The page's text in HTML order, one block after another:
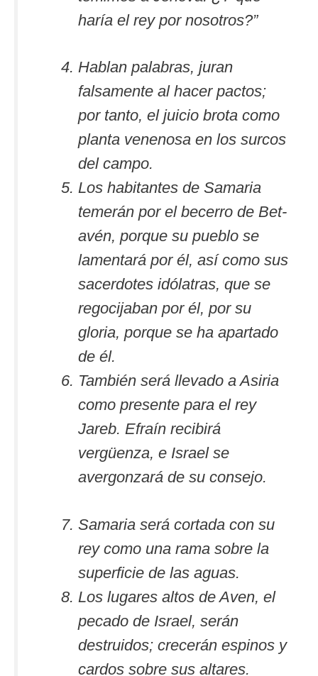
haría el rey por nosotros?”
Hablan palabras, juran
falsamente al hacer pactos;
por tanto, el juicio brota como
planta venenosa en los surcos
del campo.
Los habitantes de Samaria
temerán por el becerro de Bet-
avén, porque su pueblo se
lamentará por él, así como sus
sacerdotes idólatras, que se
regocijaban por él, por su
gloria, porque se ha apartado
de él.
También será llevado a Asiria
como presente para el rey
Jareb. Efraín recibirá
vergüenza, e Israel se
avergonzará de su consejo.
Samaria será cortada con su
rey como una rama sobre la
superficie de las aguas.
Los lugares altos de Aven, el
pecado de Israel, serán
destruidos; crecerán espinos y
cardos sobre sus altares.